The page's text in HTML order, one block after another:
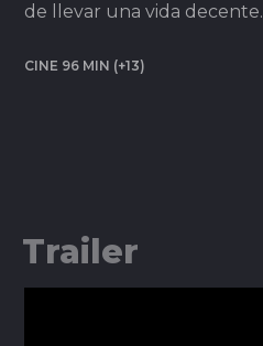
de llevar una vida decente.
CINE 96 MIN (+13)
Trailer